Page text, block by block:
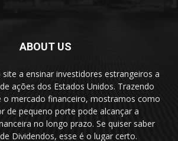
ABOUT US
a ensinar investidores estrangeiros a
ações dos Estados Unidos. Trazendo
o mercado financeiro, mostramos como
de pequeno porte pode alcançar a
no longo prazo. Se quiser saber
Dividendos, esse é o lugar certo.